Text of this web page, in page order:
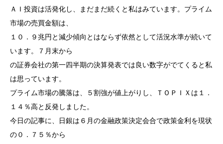
ＡＩ投資は活発化し、まだまだ続くと私はみています。プライム
市場の売買金額は、
１０．９兆円と減少傾向とはならず依然として活況水準が続いて
います。７月末から
の証券会社の第一四半期の決算発表では良い数字がでてくると私
は思っています。
プライム市場の騰落は、５割強が値上がりし、ＴＯＰＩＸは１．
１４％高と反発しました。
今日の記事に、日銀は６月の金融政策決定会合で政策金利を現状
の０．７５％から